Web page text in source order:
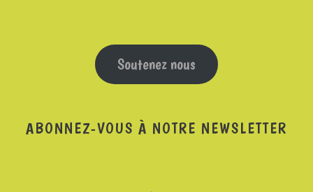
Soutenez nous
ABONNEZ-VOUS À NOTRE NEWSLETTER